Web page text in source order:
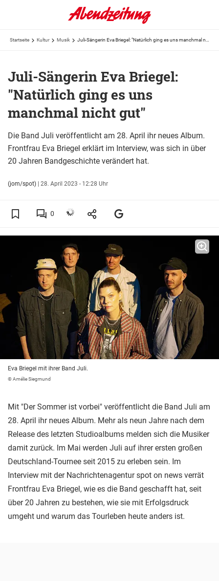
Startseite Kultur Musik
Juli-Sängerin Eva Briegel:
"Natürlich ging es uns
manchmal nicht gut"
Die Band Juli veröffentlicht am 28. April ihr neues Album.
Frontfrau Eva Briegel erklärt im Interview, was sich in über
20 Jahren Bandgeschichte verändert hat.
(jom/spot) | 28. April 2023 - 12:28 Uhr
0
Eva Briegel mit ihrer Band Juli.
© Amélie Siegmund
Mit "Der Sommer ist vorbei" veröffentlicht die Band Juli am
28. April ihr neues Album. Mehr als neun Jahre nach dem
Release des letzten Studioalbums melden sich die Musiker
damit zurück. Im Mai werden Juli auf ihrer ersten großen
Deutschland-Tournee seit 2015 zu erleben sein. Im
Interview mit der Nachrichtenagentur spot on news verrät
Frontfrau Eva Briegel, wie es die Band geschafft hat, seit
über 20 Jahren zu bestehen, wie sie mit Erfolgsdruck
umgeht und warum das Tourleben heute anders ist.